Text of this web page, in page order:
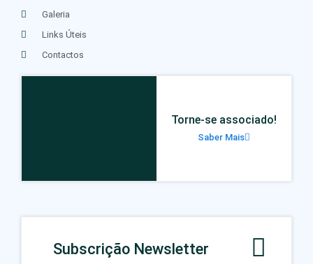
Galeria
Links Úteis
Contactos
Torne-se associado!
Saber Mais
Subscrição Newsletter